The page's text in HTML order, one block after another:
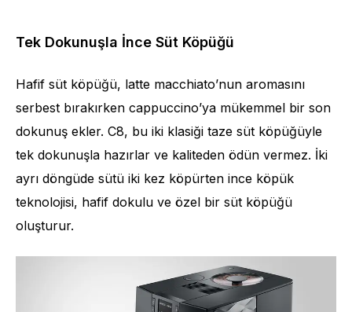
Tek Dokunuşla İnce Süt Köpüğü
Hafif süt köpüğü, latte macchiato’nun aromasını
serbest bırakırken cappuccino’ya mükemmel bir son
dokunuş ekler. C8, bu iki klasiği taze süt köpüğüyle
tek dokunuşla hazırlar ve kaliteden ödün vermez. İki
ayrı döngüde sütü iki kez köpürten ince köpük
teknolojisi, hafif dokulu ve özel bir süt köpüğü
oluşturur.